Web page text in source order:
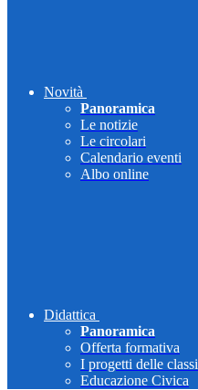
Novità
Panoramica
Le notizie
Le circolari
Calendario eventi
Albo online
Didattica
Panoramica
Offerta formativa
I progetti delle classi
Educazione Civica